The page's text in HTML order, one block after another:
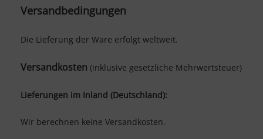
Versandbedingungen
Die Lieferung der Ware erfolgt weltweit.
Versandkosten (inklusive gesetzliche Mehrwertsteuer)
Lieferungen im Inland (Deutschland):
Wir berechnen keine Versandkosten.